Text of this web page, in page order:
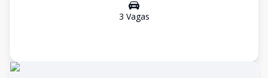
3 Vagas